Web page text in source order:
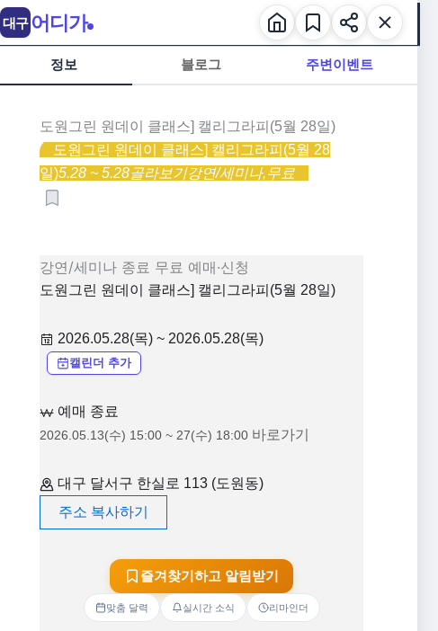
정보 블로그 주변이벤트
도원그린 원데이 클래스] 캘리그라피(5월 28일)
도원그린 원데이 클래스] 캘리그라피(5월 28
일)5.28 ~ 5.28골라보기강연/세미나,무료
강연/세미나 종료 무료 예매·신청
도원그린 원데이 클래스] 캘리그라피(5월 28일)
2026.05.28(목) ~ 2026.05.28(목)
캘린더 추가
예매 종료
2026.05.13(수) 15:00 ~ 27(수) 18:00 바로가기
대구 달서구 한실로 113 (도원동)
주소 복사하기
즐겨찾기하고 알림받기
맞춤 달력 실시간 소식 리마인더
대구 어디가